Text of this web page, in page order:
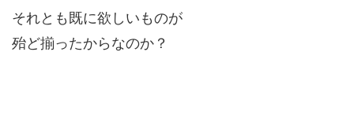
それとも既に欲しいものが
殆ど揃ったからなのか？